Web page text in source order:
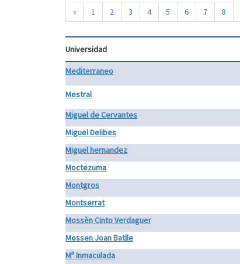
« 1 2 3 4 5 6 7 8
Universidad
Mediterraneo
Mestral
Miguel de Cervantes
Miguel Delibes
Miguel hernandez
Moctezuma
Montgros
Montserrat
Mossèn Cinto Verdaguer
Mossen Joan Batlle
Mª Inmaculada